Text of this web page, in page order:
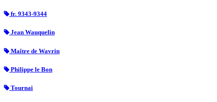
fr. 9343-9344
Jean Wauquelin
Maître de Wavrin
Philippe le Bon
Tournai